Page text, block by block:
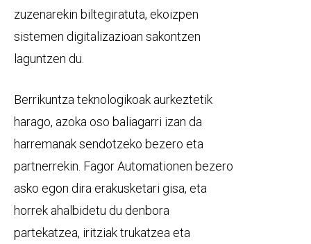
zuzenarekin biltegiratuta, ekoizpen
sistemen digitalizazioan sakontzen
laguntzen du.
Berrikuntza teknologikoak aurkeztetik
harago, azoka oso baliagarri izan da
harremanak sendotzeko bezero eta
partnerrekin. Fagor Automationen bezero
asko egon dira erakusketari gisa, eta
horrek ahalbidetu du denbora
partekatzea, iritziak trukatzea eta